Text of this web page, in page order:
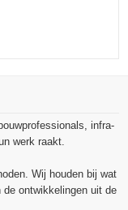
infra-
werk raakt.
Wij houden bij wat
ontwikkelingen uit de